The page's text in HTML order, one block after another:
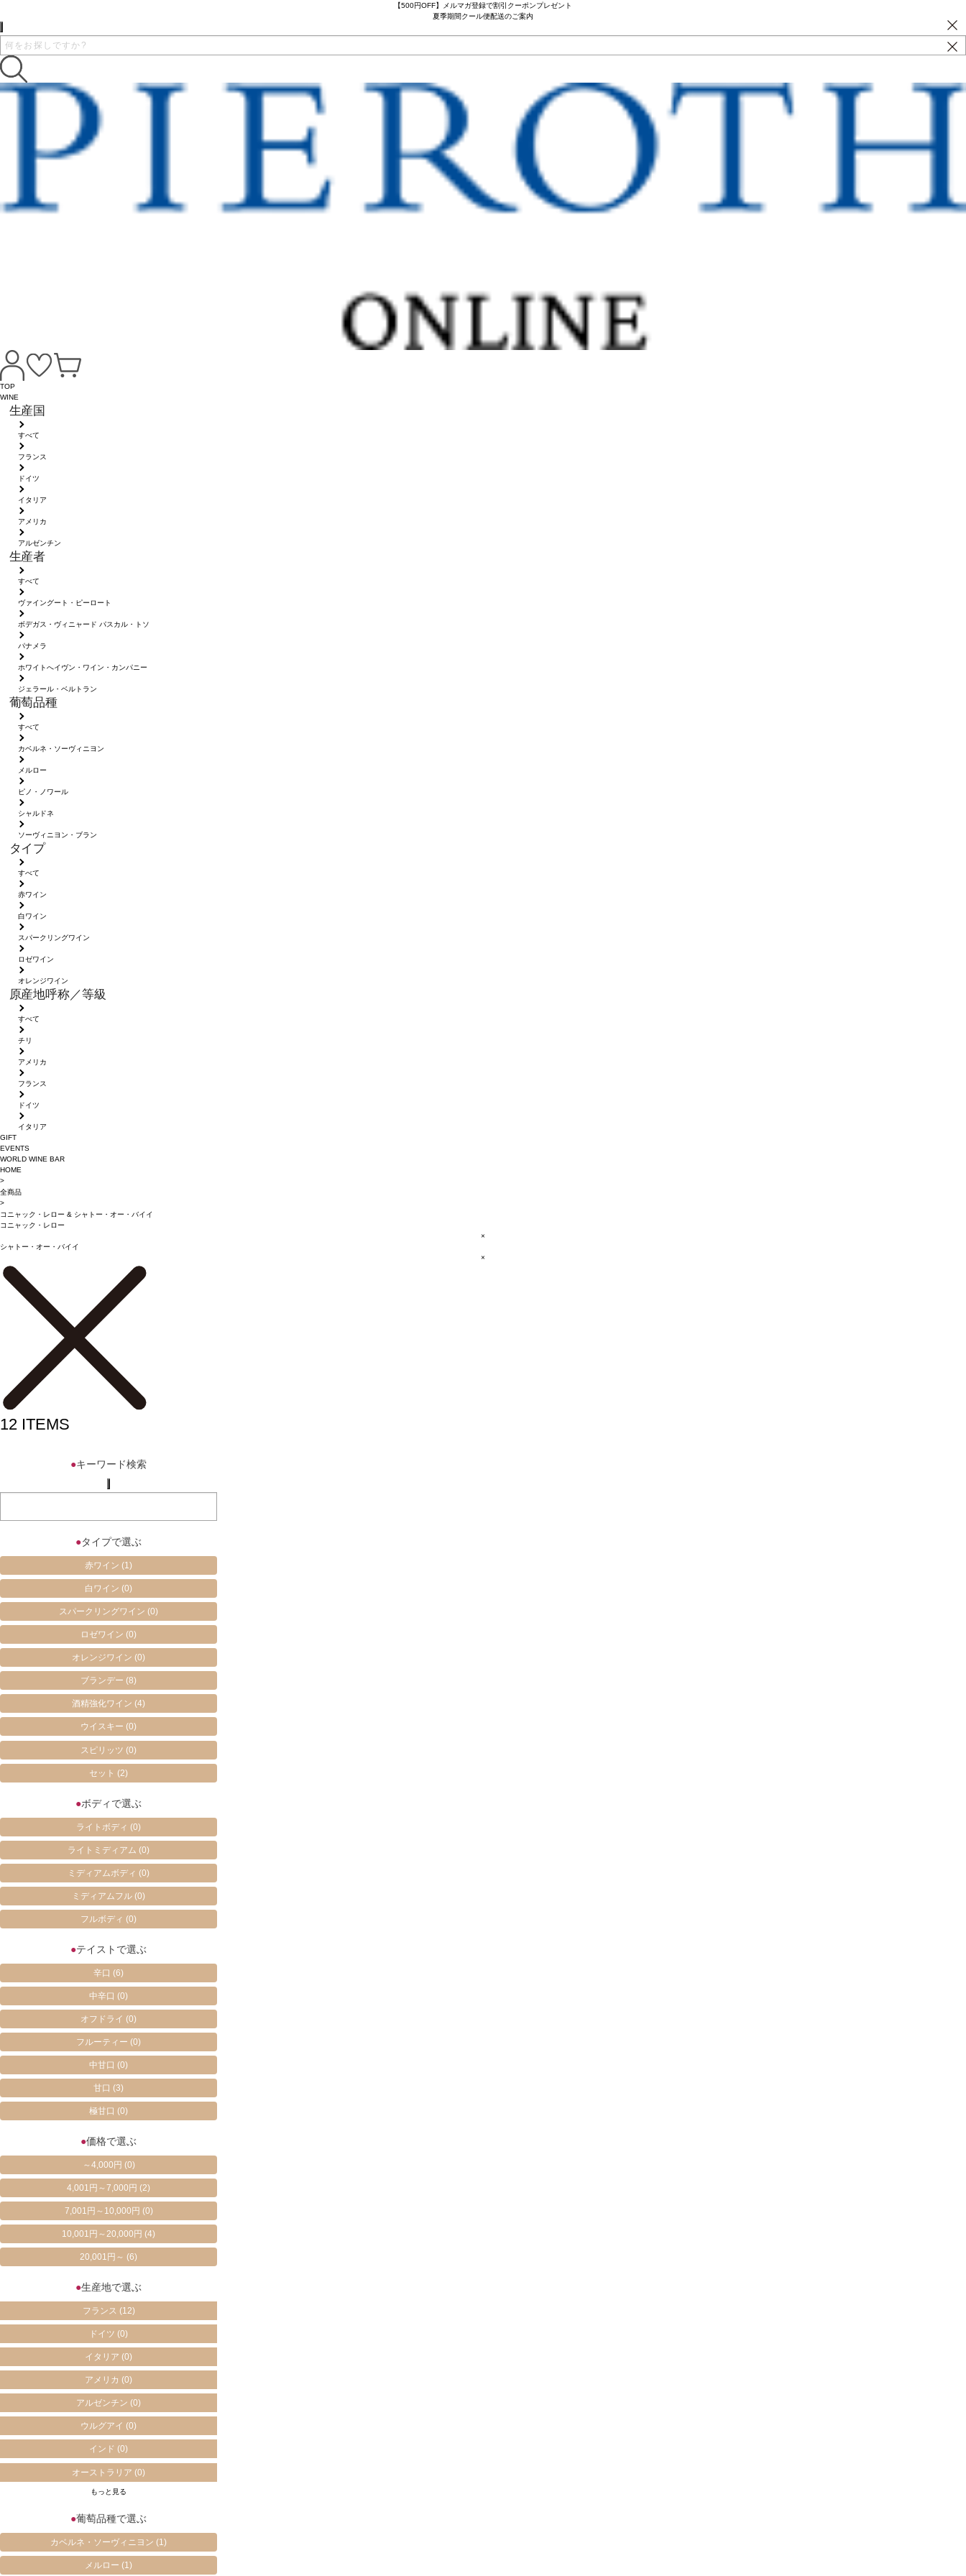
【500円OFF】メルマガ登録で割引クーポンプレゼント
夏季期間クール便配送のご案内
TOP
WINE
生産国
すべて
フランス
ドイツ
イタリア
アメリカ
アルゼンチン
生産者
すべて
ヴァイングート・ピーロート
ボデガス・ヴィニャード パスカル・トソ
パナメラ
ホワイトへイヴン・ワイン・カンパニー
ジェラール・ベルトラン
葡萄品種
すべて
カベルネ・ソーヴィニヨン
メルロー
ピノ・ノワール
シャルドネ
ソーヴィニヨン・ブラン
タイプ
すべて
赤ワイン
白ワイン
スパークリングワイン
ロゼワイン
オレンジワイン
原産地呼称／等級
すべて
チリ
アメリカ
フランス
ドイツ
イタリア
GIFT
EVENTS
WORLD WINE BAR
HOME
>
全商品
>
コニャック・レロー & シャトー・オー・バイイ
コニャック・レロー
×
シャトー・オー・バイイ
×
12ITEMS
●キーワード検索
●タイプで選ぶ
赤ワイン(1)
白ワイン(0)
スパークリングワイン(0)
ロゼワイン(0)
オレンジワイン(0)
ブランデー(8)
酒精強化ワイン(4)
ウイスキー(0)
スピリッツ(0)
セット(2)
●ボディで選ぶ
ライトボディ(0)
ライトミディアム(0)
ミディアムボディ(0)
ミディアムフル(0)
フルボディ(0)
●テイストで選ぶ
辛口(6)
中辛口(0)
オフドライ(0)
フルーティー(0)
中甘口(0)
甘口(3)
極甘口(0)
●価格で選ぶ
～4,000円 (0)
4,001円～7,000円(2)
7,001円～10,000円 (0)
10,001円～20,000円(4)
20,001円～(6)
●生産地で選ぶ
フランス (12)
ドイツ(0)
イタリア(0)
アメリカ(0)
アルゼンチン(0)
ウルグアイ(0)
インド(0)
オーストラリア(0)
もっと見る
●葡萄品種で選ぶ
カベルネ・ソーヴィニヨン(1)
メルロー(1)